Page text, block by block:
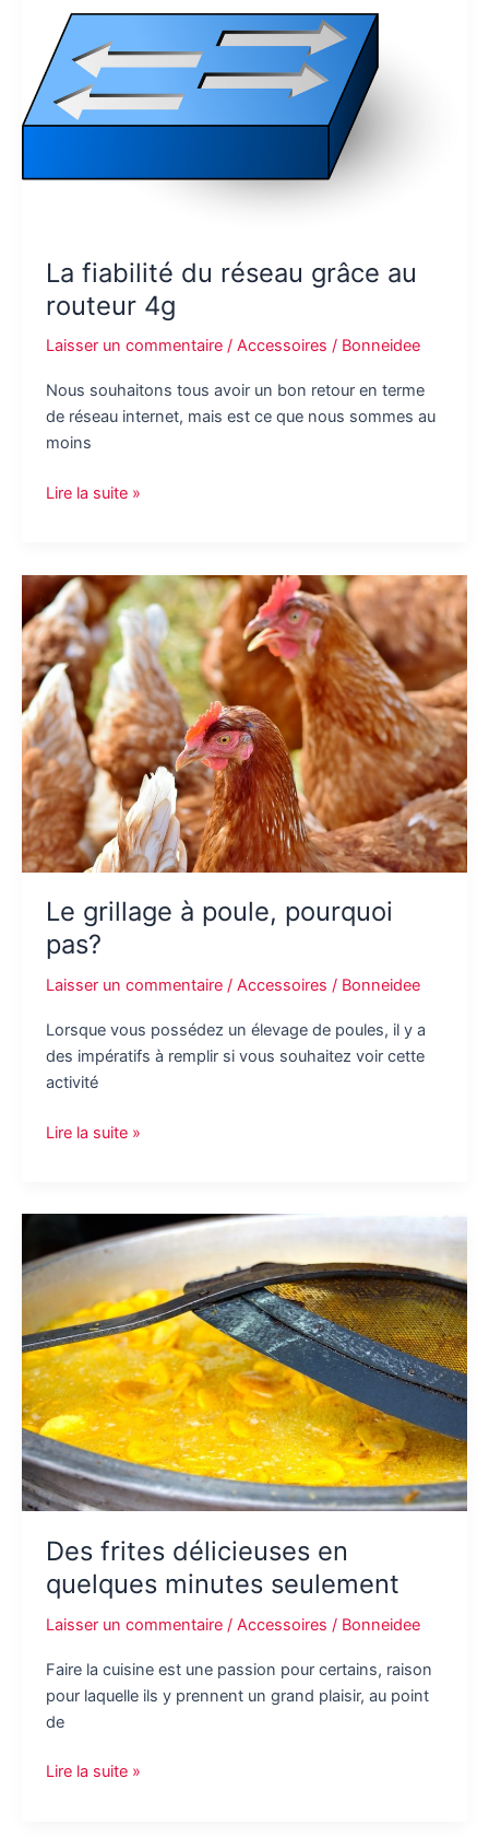
votre
enfant
de
3
ans
La fiabilité du réseau grâce au
routeur 4g
Laisser un commentaire / Accessoires / Bonneidee
Nous souhaitons tous avoir un bon retour en terme
de réseau internet, mais est ce que nous sommes au
moins
La
réseau
grâce
au
routeur
4g
Lire la suite »
Le grillage à poule, pourquoi
pas?
Laisser un commentaire / Accessoires / Bonneidee
Lorsque vous possédez un élevage de poules, il y a
des impératifs à remplir si vous souhaitez voir cette
activité
Le
poule,
pourquoi
pas?
Lire la suite »
Des frites délicieuses en
quelques minutes seulement
Laisser un commentaire / Accessoires / Bonneidee
Faire la cuisine est une passion pour certains, raison
pour laquelle ils y prennent un grand plaisir, au point
de
Des
Lire la suite »